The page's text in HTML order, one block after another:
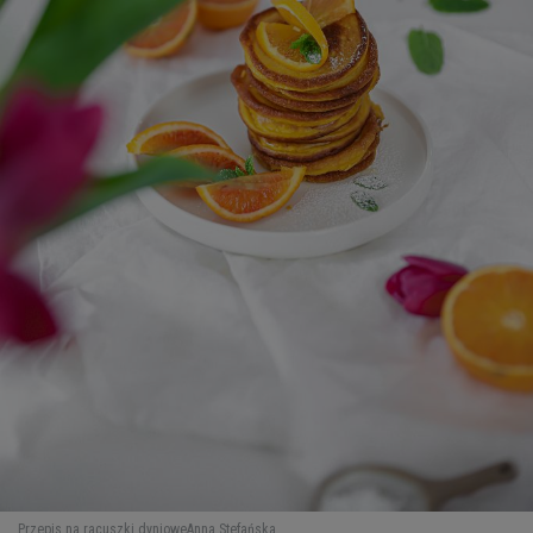
WROCŁAW
ZAKOPANE
ZIELONA GÓRA